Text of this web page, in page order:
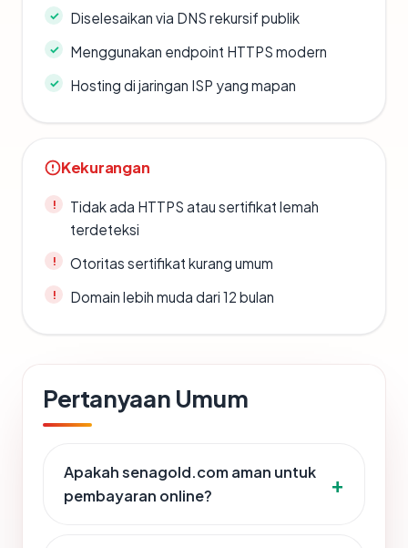
Diselesaikan via DNS rekursif publik
Menggunakan endpoint HTTPS modern
Hosting di jaringan ISP yang mapan
Kekurangan
Tidak ada HTTPS atau sertifikat lemah
terdeteksi
Otoritas sertifikat kurang umum
Domain lebih muda dari 12 bulan
Pertanyaan Umum
Apakah senagold.com aman untuk
pembayaran online?